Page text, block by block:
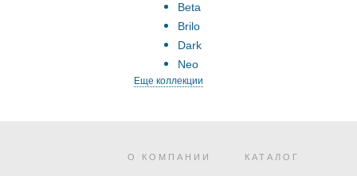
Beta
Brilo
Dark
Neo
Еще коллекции
О КОМПАНИИ КАТАЛОГ